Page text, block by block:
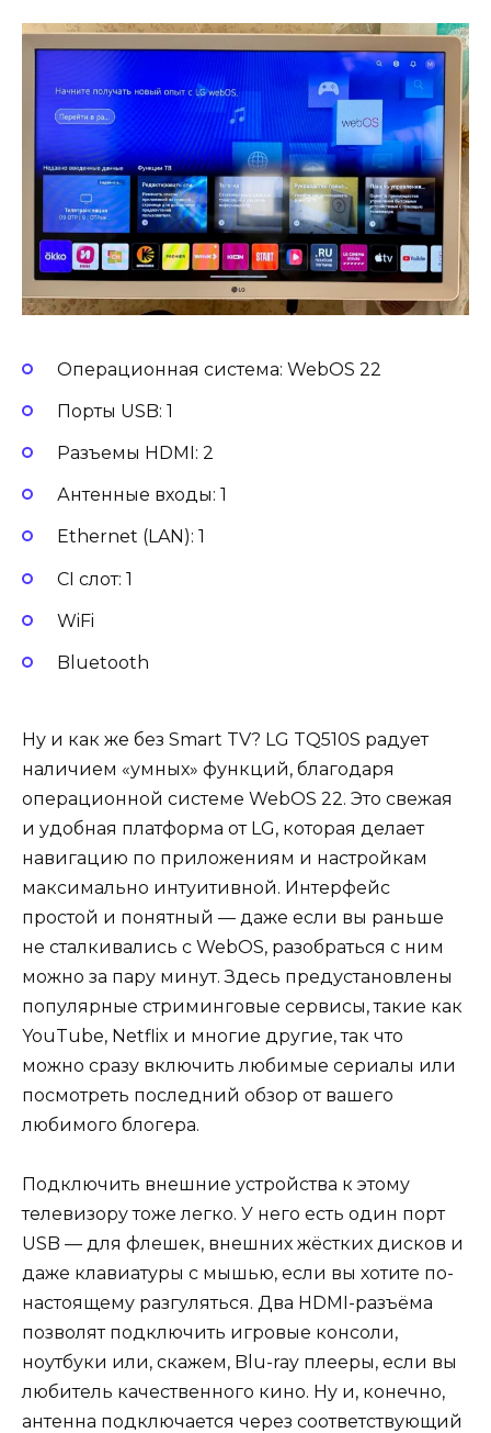
Операционная система: WebOS 22
Порты USB: 1
Разъемы HDMI: 2
Антенные входы: 1
Ethernet (LAN): 1
CI слот: 1
WiFi
Bluetooth
Ну и как же без Smart TV? LG TQ510S радует
наличием «умных» функций, благодаря
операционной системе WebOS 22. Это свежая
и удобная платформа от LG, которая делает
навигацию по приложениям и настройкам
максимально интуитивной. Интерфейс
простой и понятный — даже если вы раньше
не сталкивались с WebOS, разобраться с ним
можно за пару минут. Здесь предустановлены
популярные стриминговые сервисы, такие как
YouTube, Netflix и многие другие, так что
можно сразу включить любимые сериалы или
посмотреть последний обзор от вашего
любимого блогера.
Подключить внешние устройства к этому
телевизору тоже легко. У него есть один порт
USB — для флешек, внешних жёстких дисков и
даже клавиатуры с мышью, если вы хотите по-
настоящему разгуляться. Два HDMI-разъёма
позволят подключить игровые консоли,
ноутбуки или, скажем, Blu-ray плееры, если вы
любитель качественного кино. Ну и, конечно,
антенна подключается через соответствующий